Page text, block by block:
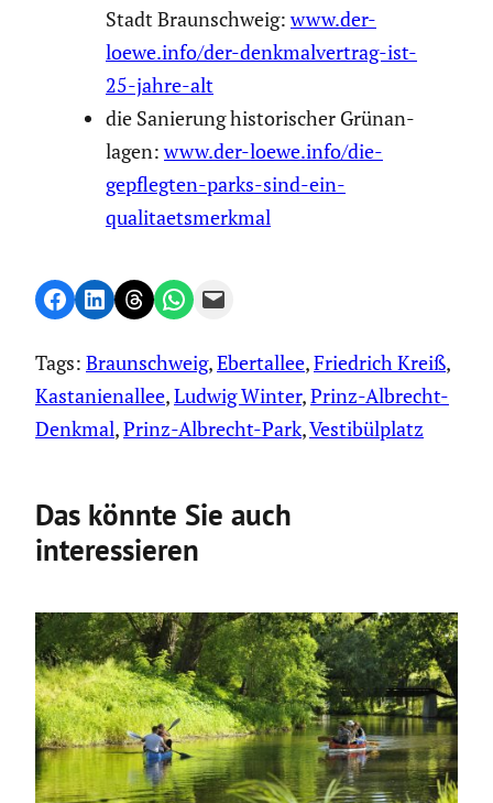
Stadt Braun­schweig:www.der-
loewe.info/der-denkmalvertrag-ist-
25-jahre-alt
die Sanierung histo­ri­scher Grünan­
lagen:www.der-loewe.info/die-
gepflegten-parks-sind-ein-
qualitaetsmerkmal
Share on Facebook
Share on LinkedIn
Share on Threads
Share on WhatsApp
Email this Page
Tags: Braunschweig, Ebertallee, Friedrich Kreiß
Kastanienallee, Ludwig Winter, Prinz-Albrecht-
Denkmal, Prinz-Albrecht-Park, Vestibülplatz
Das könnte Sie auch
interessieren